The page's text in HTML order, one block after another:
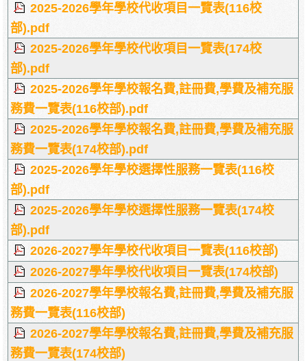
2025-2026學年學校代收項目一覽表(116校
部).pdf
2025-2026學年學校代收項目一覽表(174校
部).pdf
2025-2026學年學校報名費,註冊費,學費及補充服
務費一覽表(116校部).pdf
2025-2026學年學校報名費,註冊費,學費及補充服
務費一覽表(174校部).pdf
2025-2026學年學校選擇性服務一覽表(116校
部).pdf
2025-2026學年學校選擇性服務一覽表(174校
部).pdf
2026-2027學年學校代收項目一覽表(116校部)
2026-2027學年學校代收項目一覽表(174校部)
2026-2027學年學校報名費,註冊費,學費及補充服
務費一覽表(116校部)
2026-2027學年學校報名費,註冊費,學費及補充服
務費一覽表(174校部)